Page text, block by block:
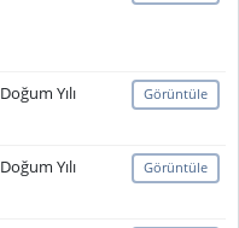
Doğum Yılı Görüntüle
Doğum Yılı Görüntüle